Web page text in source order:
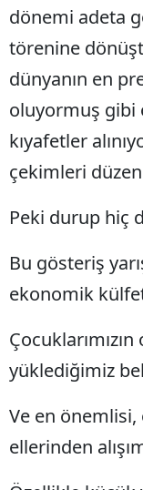
dönemi adeta
törenine
dünyanın en
oluyormuş gibi
kıyafetler
çekimleri
Peki durup hiç
Bu gösteriş
ekonomik
yüklediğimiz
Ve en önemlisi,
ellerinden